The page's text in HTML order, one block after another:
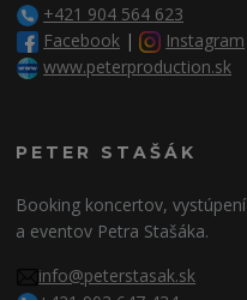
+421 904 564 623
Facebook | Instagram
www.peterproduction.sk
PETER STAŠÁK
Booking koncertov, vystúpení
a eventov Petra Stašáka.
info@peterstasak.sk